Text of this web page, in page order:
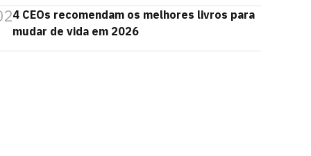
4 CEOs recomendam os melhores livros para
mudar de vida em 2026